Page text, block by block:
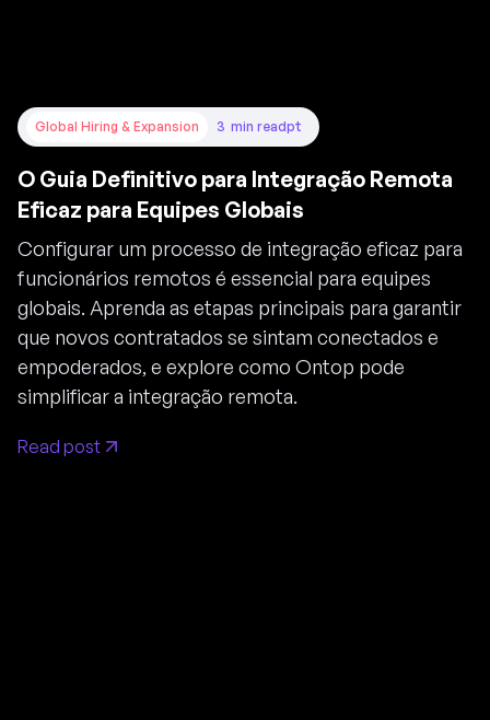
Global Hiring & Expansion 3 min readpt
O Guia Definitivo para Integração Remota
Eficaz para Equipes Globais
Configurar um processo de integração eficaz para
funcionários remotos é essencial para equipes
globais. Aprenda as etapas principais para garantir
que novos contratados se sintam conectados e
empoderados, e explore como Ontop pode
simplificar a integração remota.
Read post